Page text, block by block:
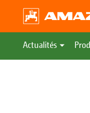
Actualités